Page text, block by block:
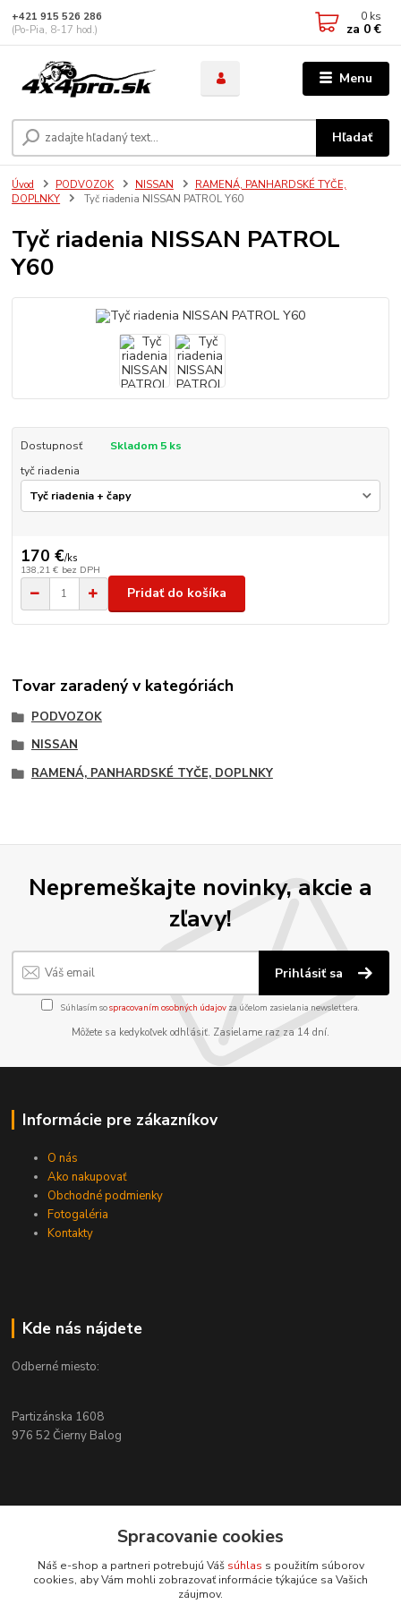
Menu
Hľadať
+421 915 526 286
(Po-Pia, 8-17 hod.)
0 ks
za 0 €
Úvod PODVOZOK NISSAN
RAMENÁ, PANHARDSKÉ TYČE,
DOPLNKY
Tyč riadenia NISSAN PATROL Y60
Tyč riadenia NISSAN PATROL
Y60
Dostupnosť
Skladom 5 ks
tyč riadenia
170 €/ks
138,21 € bez DPH
Pridať do košíka
Tovar zaradený v kategóriách
PODVOZOK
NISSAN
RAMENÁ, PANHARDSKÉ TYČE, DOPLNKY
Nepremeškajte novinky, akcie a
zľavy!
Prihlásiť sa
Súhlasím sospracovaním osobných údajov za účelom zasielania newslettera.
Môžete sa kedykoľvek odhlásiť. Zasielame raz za 14 dní.
Informácie pre zákazníkov
O nás
Ako nakupovať
Obchodné podmienky
Fotogaléria
Kontakty
Kde nás nájdete
Odberné miesto:
Partizánska 1608
976 52 Čierny Balog
+421 915 526 286
(Po-Pia, 8-17 hod.)
Spracovanie cookies
Náš e-shop a partneri potrebujú Váš súhlas s použitím súborov
cookies, aby Vám mohli zobrazovať informácie týkajúce sa Vašich
záujmov.